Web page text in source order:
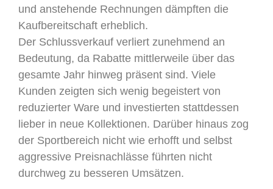
und anstehende Rechnungen dämpften die
Kaufbereitschaft erheblich.
Der Schlussverkauf verliert zunehmend an
Bedeutung, da Rabatte mittlerweile über das
gesamte Jahr hinweg präsent sind. Viele
Kunden zeigten sich wenig begeistert von
reduzierter Ware und investierten stattdessen
lieber in neue Kollektionen. Darüber hinaus zog
der Sportbereich nicht wie erhofft und selbst
aggressive Preisnachlässe führten nicht
durchweg zu besseren Umsätzen.